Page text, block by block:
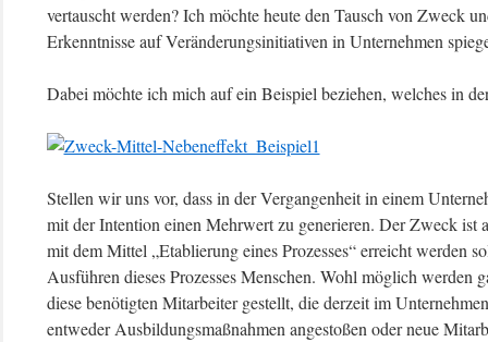
vertauscht werden? Ich möchte heute den Tausch von Zweck
Erkenntnisse auf Veränderungsinitiativen in Unternehmen
Dabei möchte ich mich auf ein Beispiel beziehen, welches in
Stellen wir uns vor, dass in der Vergangenheit in einem
mit der Intention einen Mehrwert zu generieren. Der Zweck ist
mit dem Mittel „Etablierung eines Prozesses“ erreicht werden
Ausführen dieses Prozesses Menschen. Wohl möglich werden
diese benötigten Mitarbeiter gestellt, die derzeit im
entweder Ausbildungsmaßnahmen angestoßen oder neue